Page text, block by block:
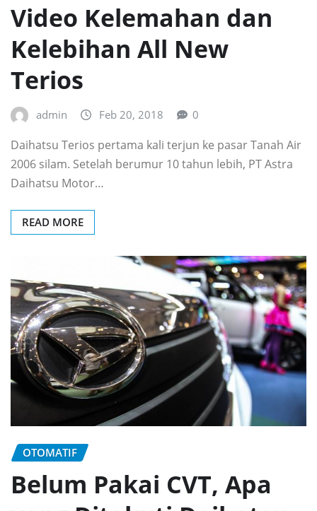
Video Kelemahan dan
Kelebihan All New
Terios
admin Feb 20, 2018 0
Daihatsu Terios pertama kali terjun ke pasar Tanah Air
2006 silam. Setelah berumur 10 tahun lebih, PT Astra
Daihatsu Motor…
READ MORE
OTOMATIF
Belum Pakai CVT, Apa